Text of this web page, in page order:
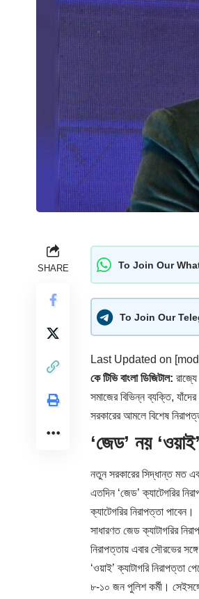
SHARE To Join Our
To Join Our
Last Updated on
কে টিভি বাংলা ডিজিটাল:
সমাজের বিভিন্ন ব্যক্তি,
সরকারের আমলে বিশেষ
‘জেড’ নয়
নতুন সরকারের সিদ্ধান্ত মত
এতদিন ‘জেড’ ক্যাটেগরির
ক্যাটেগরির নিরাপত্তা পাবেন।
সাধারণত জেড ক্যাটাগরির
নিরাপত্তায় এবার সৌরভের
‘ওয়াই’ ক্যাটাগরি
৮-১০ জন পুলিশ কর্মী।